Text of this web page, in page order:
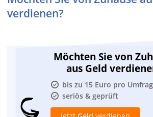
verdienen?
Möchten Sie von
aus Geld
bis zu 15 Euro pro
seriös & geprüft